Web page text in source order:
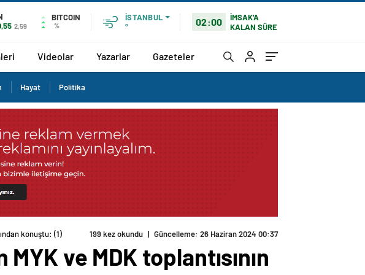
2,59
BITCOIN
%
İSTANBUL
°
02:00
İMSAK'A
KALAN SÜRE
Videolar Yazarlar Gazeteler
Hayat Politika
konuştu: (1) 199 kez okundu | Güncelleme: 26 Haziran 2024 00:37
ve MDK toplantısının